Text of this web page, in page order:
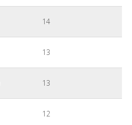
14
13
13
12